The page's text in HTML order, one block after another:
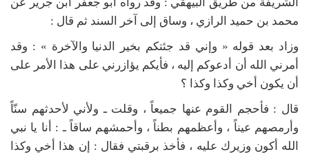
الشريفة من طريق البيهقي : وقد رواه أبو جعفر ابن جرير عن
محمد بن حميد الرازي ، وساق إلى آخر السند ثم قال :
وزاد بعد قوله « وإني قد جئتكم بخير الدنيا والآخرة » : وقد
أمرني الله أن أدعوكم إليه ، فأيكم يؤازرني على هذا الأمر على
أن يكون أخي وكذا وكذا ؟
قال : فأحجم القوم عنها جميعاً ، وقلت ـ ولأني لأحدثهم سنّاً
وأرمصهم عيناً ، وأعظمهم بطناً ، وأحمشهم ساقاً ـ : أنا يا نبي
الله أكون وزيرك عليه ، فأخذ برقبتي فقال : إن هذا أخي وكذا